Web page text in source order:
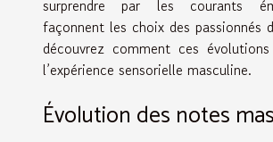
surprendre par les courants
façonnent les choix des passionnés
découvrez comment ces
l’expérience sensorielle masculine.
Évolution des notes